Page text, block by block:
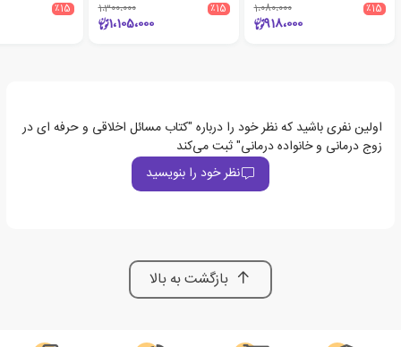
٪15 1،080،000
918،000
٪15 1،300،000
1،105،000
٪15
اولین نفری باشید که نظر خود را درباره "کتاب مسائل اخلاقی و حرفه ای در
زوج درمانی و خانواده درمانی" ثبت می‌کند
نظر خود را بنویسید
بازگشت به بالا